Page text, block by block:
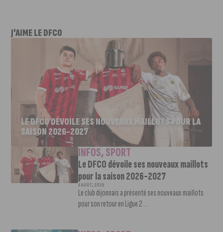
J'AIME LE DFCO
LE DFCO DÉVOILE SES NOUVEAUX MAILLOTS POUR LA
SAISON 2026-2027
INFOS,SPORT
Le DFCO dévoile ses nouveaux maillots
pour la saison 2026-2027
6 AOÛT, 2026
Le club dijonnais a présenté ses nouveaux maillots
pour son retour en Ligue 2....